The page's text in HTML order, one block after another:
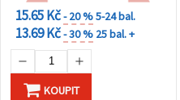
15.65 Kč- 20 %5-24 bal.
13.69 Kč- 30 % 25 bal. +
KOUPIT